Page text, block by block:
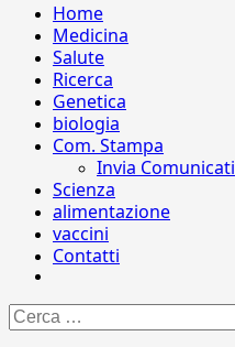
Home
Medicina
Salute
Ricerca
Genetica
biologia
Com. Stampa
Invia Comunicati
Scienza
alimentazione
vaccini
Contatti
Ricerca
per: